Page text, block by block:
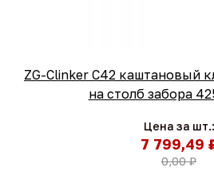
ZG-Clinker C42 каштановый
на столб забора
Цена за шт.:
7 799,49
0,00 ₽